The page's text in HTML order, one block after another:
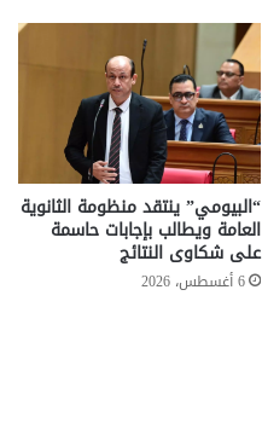
“البيومي” ينتقد منظومة الثانوية
العامة ويطالب بإجابات حاسمة
على شكاوى النتائج
6 أغسطس، 2026